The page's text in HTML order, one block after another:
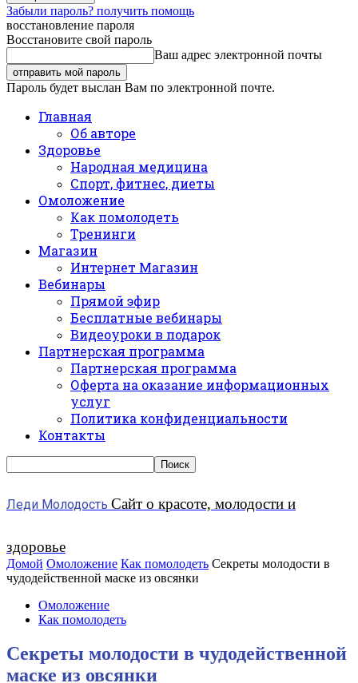
Забыли пароль? получить помощь
восстановление пароля
Восстановите свой пароль
Ваш адрес электронной почты
Пароль будет выслан Вам по электронной почте.
Главная
Об авторе
Здоровье
Народная медицина
Спорт, фитнес, диеты
Омоложение
Как помолодеть
Тренинги
Магазин
Интернет Магазин
Вебинары
Прямой эфир
Бесплатные вебинары
Видеоуроки в подарок
Партнерская программа
Партнерская программа
Оферта на оказание информационных
услуг
Политика конфиденциальности
Контакты
Леди Молодость Сайт о красоте, молодости и
здоровье
Домой Омоложение Как помолодеть Секреты молодости в
чудодейственной маске из овсянки
Омоложение
Как помолодеть
Секреты молодости в чудодейственной
маске из овсянки